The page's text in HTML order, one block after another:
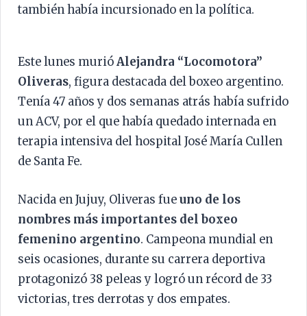
también había incursionado en la política.
Este lunes murióAlejandra “Locomotora”
Oliveras, figura destacada del boxeo argentino.
Tenía 47 años y dos semanas atrás había sufrido
un ACV, por el que había quedado internada en
terapia intensiva del hospital José María Cullen
de Santa Fe.
Nacida en Jujuy, Oliveras fueuno de los
nombres más importantes del boxeo
femenino argentino. Campeona mundial en
seis ocasiones, durante su carrera deportiva
protagonizó 38 peleas y logró un récord de 33
victorias, tres derrotas y dos empates.